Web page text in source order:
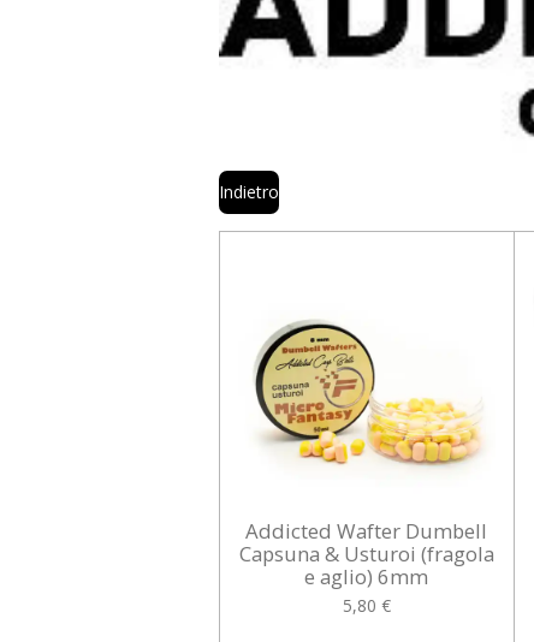
Indietro
Addicted Wafter Dumbell
Capsuna & Usturoi (fragola
e aglio) 6mm
5,80 €